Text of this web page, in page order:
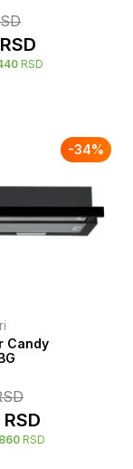
RSD
RSD
-34%
Candy
RSD
RSD